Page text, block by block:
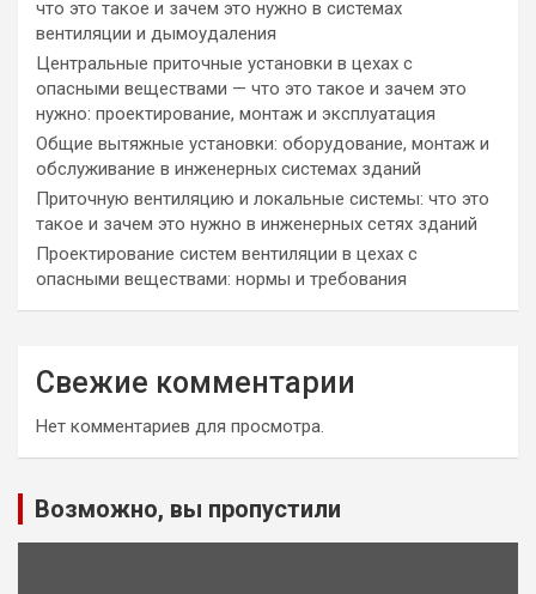
что это такое и зачем это нужно в системах
вентиляции и дымоудаления
Центральные приточные установки в цехах с
опасными веществами — что это такое и зачем это
нужно: проектирование, монтаж и эксплуатация
Общие вытяжные установки: оборудование, монтаж и
обслуживание в инженерных системах зданий
Приточную вентиляцию и локальные системы: что это
такое и зачем это нужно в инженерных сетях зданий
Проектирование систем вентиляции в цехах с
опасными веществами: нормы и требования
Свежие комментарии
Нет комментариев для просмотра.
Возможно, вы пропустили